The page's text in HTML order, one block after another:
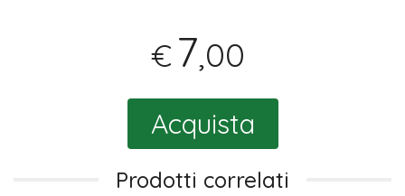
€ 7,00
Acquista
Prodotti correlati